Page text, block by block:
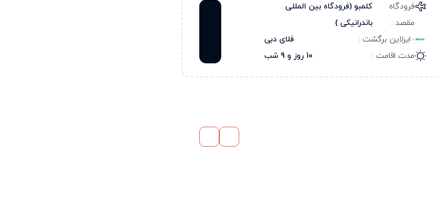
فرودگاه
مقصد :
کلمبو (فرودگاه بین المللی
باندرانیکی )
ایرلاین برگشت :
فلای دبی
مدت اقامت : 10 روز و 9 شب